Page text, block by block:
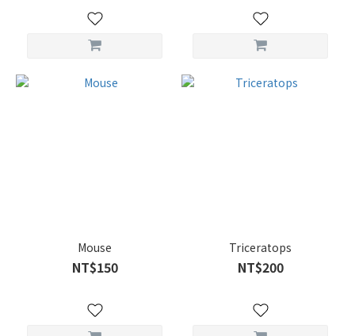
Mouse
NT$150
Triceratops
NT$200